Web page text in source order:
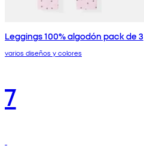
Leggings 100% algodón pack de 3
varios diseños y colores
7